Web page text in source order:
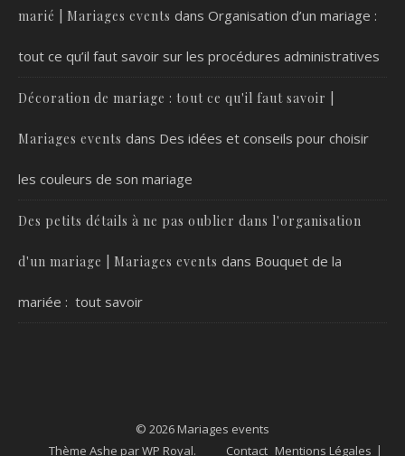
marié | Mariages events dans Organisation d’un mariage :
tout ce qu’il faut savoir sur les procédures administratives
Décoration de mariage : tout ce qu'il faut savoir |
Mariages events dans Des idées et conseils pour choisir
les couleurs de son mariage
Des petits détails à ne pas oublier dans l'organisation
d'un mariage | Mariages events dans Bouquet de la
mariée : tout savoir
© 2026 Mariages events
Contact Mentions Légales
Thème Ashe parWP Royal.